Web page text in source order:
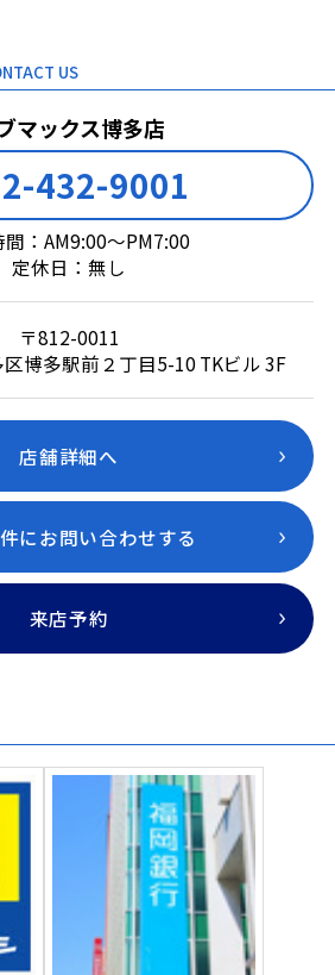
US
マックス博多店
432-9001
間：AM9:00～PM7:00
定休日：無し
〒812-0011
博多駅前２丁目5-10 TKビル 3F
店舗詳細へ
にお問い合わせする
来店予約